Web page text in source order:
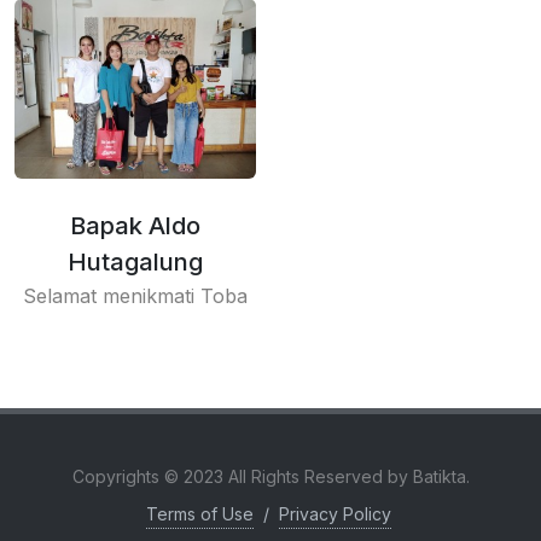
Bapak Aldo
Hutagalung
Selamat menikmati Toba
Copyrights © 2023 All Rights Reserved by Batikta.
Terms of Use / Privacy Policy